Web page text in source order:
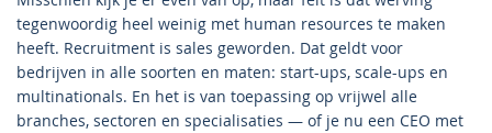
tegenwoordig heel weinig met human resources te maken
heeft. Recruitment is sales geworden. Dat geldt voor
bedrijven in alle soorten en maten: start-ups, scale-ups en
multinationals. En het is van toepassing op vrijwel alle
branches, sectoren en specialisaties — of je nu een CEO met